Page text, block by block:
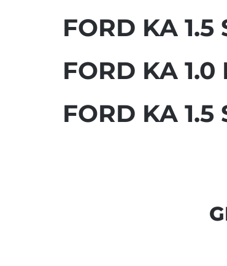
FORD KA 1.5
FORD KA 1.0
FORD KA 1.5